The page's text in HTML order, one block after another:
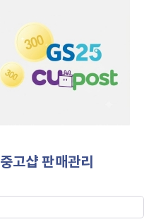
중고샵 판매관리